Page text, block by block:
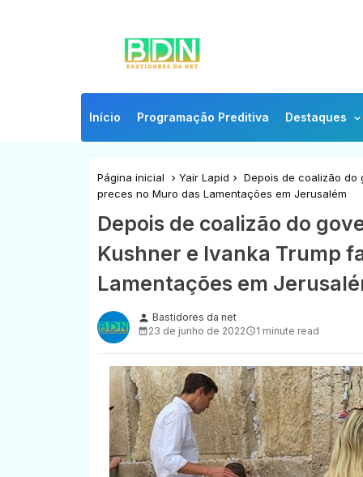
Início Programação Preditiva Destaques
Página inicial Yair Lapid
Depois de coalizão do
preces no Muro das Lamentações em Jerusalém
Depois de coalizão do
Kushner e Ivanka Trump
Lamentações em
person Bastidores da net
23 de junho de 2022
1 minute read